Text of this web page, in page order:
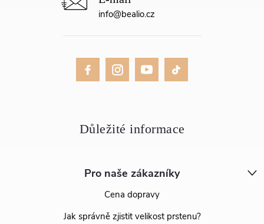
Pro naše zákazníky
Cena dopravy
Jak správně zjistit velikost prstenu?
info@bealio.cz